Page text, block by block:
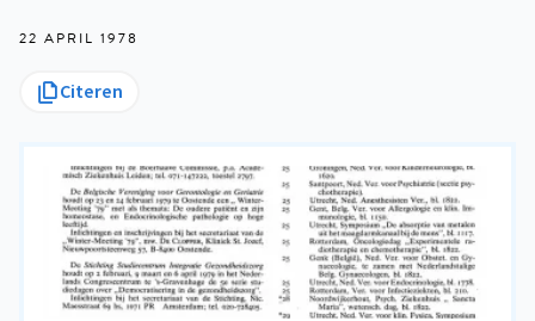
22 APRIL 1978
Citeren